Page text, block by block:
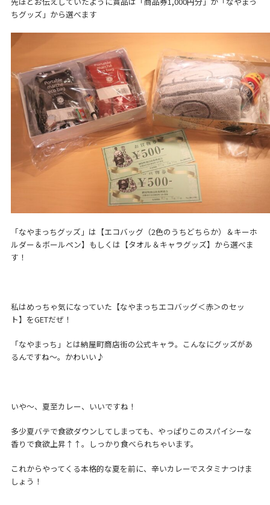
ちグッズ」から選べます
「なやまっちグッズ」は【エコバッグ（2色のうちどちらか）＆キーホ
ルダー＆ボールペン】もしくは【タオル＆キャラグッズ】から選べま
す！
私はめっちゃ気になっていた【なやまっちエコバッグ＜赤＞のセッ
ト】をGETだぜ！
「なやまっち」とは納屋町商店街の公式キャラ。こんなにグッズがあ
るんですね～。かわいい♪
いや～、夏至カレー、いいですね！
多少夏バテで食欲ダウンしてしまっても、やっぱりこのスパイシーな
香りで食欲上昇↑↑。しっかり食べられちゃいます。
これからやってくる本格的な夏を前に、辛いカレーでスタミナつけま
しょう！